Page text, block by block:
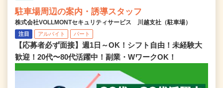
駐車場周辺の案内・誘導スタッフ
株式会社VOLLMONTセキュリティサービス 川越支社（駐車場）
注目 アルバイト パート
【応募者必ず面接】週1日～OK！シフト自由！未経験大
歓迎！20代〜80代活躍中！副業・WワークOK！